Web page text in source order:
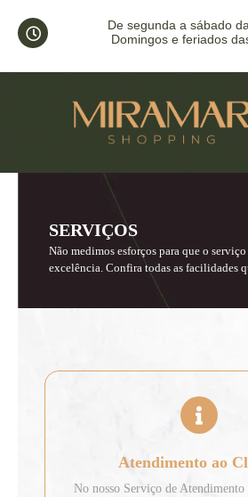
De segunda a sábado
Domingos e feriados
SERVIÇOS
Não medimos esforços para que o
excelência. Confira todas as facilidades
Atendimento ao
No nosso Serviço de